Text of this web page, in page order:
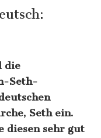
die
Seth-
Seth ein.
diesen sehr gut